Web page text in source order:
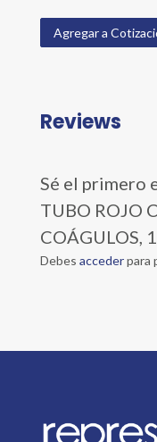
Agregar a
Reviews
Sé el primero
TUBO ROJO
COÁGULOS,
Debes accederpara